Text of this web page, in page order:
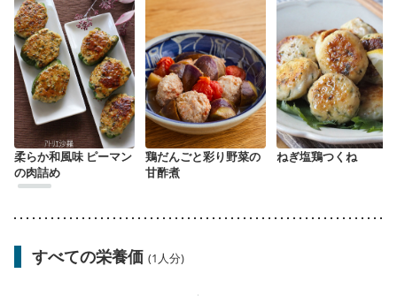
柔らか和風味 ピーマン
の肉詰め
鶏だんごと彩り野菜の
甘酢煮
ねぎ塩鶏つくね
すべての栄養価 (1人分)